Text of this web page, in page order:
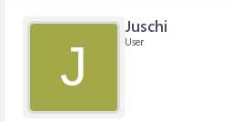
J
Juschi
User